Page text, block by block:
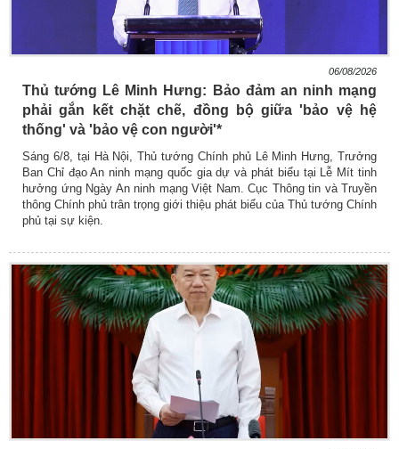
06/08/2026
Thủ tướng Lê Minh Hưng: Bảo đảm an ninh mạng
phải gắn kết chặt chẽ, đồng bộ giữa 'bảo vệ hệ
thống' và 'bảo vệ con người'*
Sáng 6/8, tại Hà Nội, Thủ tướng Chính phủ Lê Minh Hưng, Trưởng
Ban Chỉ đạo An ninh mạng quốc gia dự và phát biểu tại Lễ Mít tinh
hưởng ứng Ngày An ninh mạng Việt Nam. Cục Thông tin và Truyền
thông Chính phủ trân trọng giới thiệu phát biểu của Thủ tướng Chính
phủ tại sự kiện.